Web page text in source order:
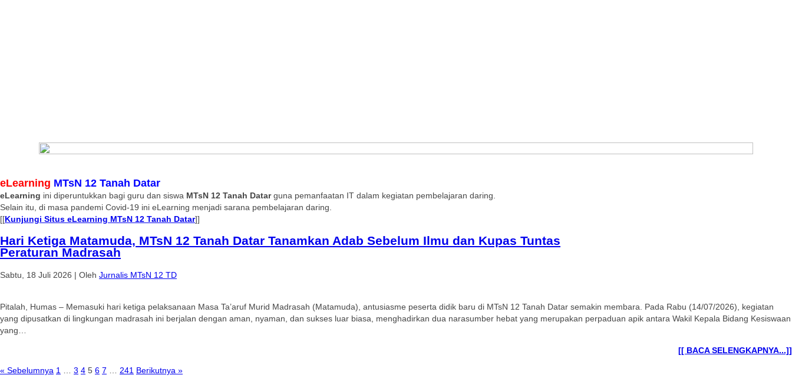
eLearning MTsN 12 Tanah Datar
eLearning ini diperuntukkan bagi guru dan siswa MTsN 12 Tanah Datarguna pemanfaatan IT dalam kegiatan pembelajaran daring.
Selain itu, di masa pandemi Covid-19 ini eLearning menjadi sarana pembelajaran daring.
[[Kunjungi Situs eLearning MTsN 12 Tanah Datar]]
Hari Ketiga Matamuda, MTsN 12 Tanah Datar Tanamkan Adab Sebelum Ilmu dan Kupas Tuntas
Peraturan Madrasah
Sabtu, 18 Juli 2026 | Oleh Jurnalis MTsN 12 TD
Pitalah, Humas – Memasuki hari ketiga pelaksanaan Masa Ta’aruf Murid Madrasah (Matamuda), antusiasme peserta didik baru di MTsN 12 Tanah Datar semakin membara. Pada Rabu (14/07/2026), kegiatan
yang dipusatkan di lingkungan madrasah ini berjalan dengan aman, nyaman, dan sukses luar biasa, menghadirkan dua narasumber hebat yang merupakan perpaduan apik antara Wakil Kepala Bidang Kesiswaan
yang…
[[ BACA SELENGKAPNYA...]]
« Sebelumnya 1 3 4 5 6 7 241 Berikutnya »